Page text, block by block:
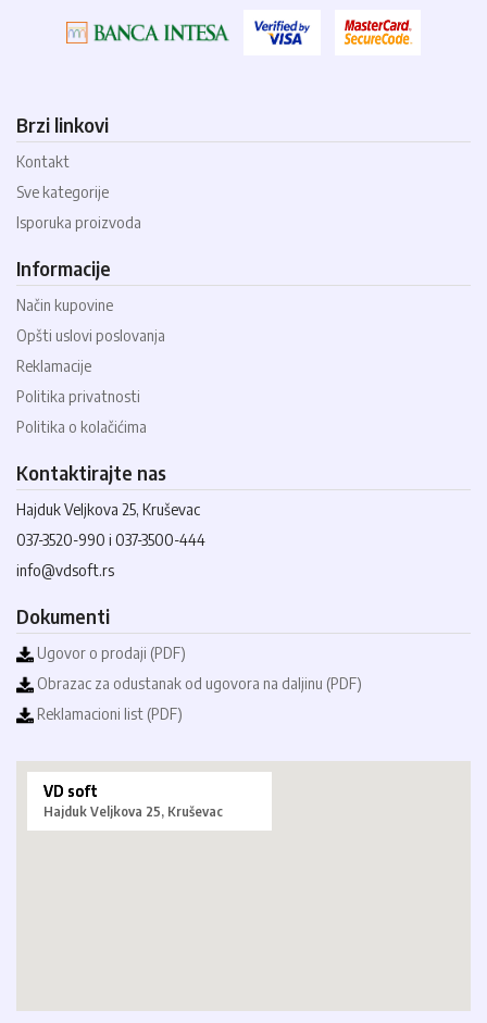
Brzi linkovi
Kontakt
Sve kategorije
Isporuka proizvoda
Informacije
Način kupovine
Opšti uslovi poslovanja
Reklamacije
Politika privatnosti
Politika o kolačićima
Kontaktirajte nas
Hajduk Veljkova 25, Kruševac
037-3520-990 i 037-3500-444
info@vdsoft.rs
Dokumenti
Ugovor o prodaji (PDF)
Obrazac za odustanak od ugovora na daljinu (PDF)
Reklamacioni list (PDF)
VD soft
Hajduk Veljkova 25, Kruševac